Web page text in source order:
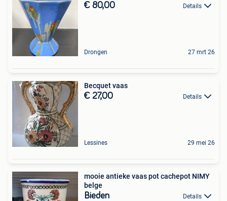
€ 80,00 Details
Drongen 27 mrt 26
Becquet vaas
€ 27,00 Details
Lessines 29 mei 26
mooie antieke vaas pot cachepot NIMY
belge
Bieden Details